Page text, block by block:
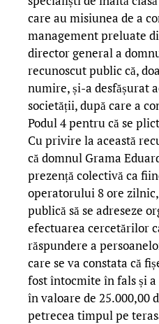
care au misiunea de a
management preluate
director general a
recunoscut public că,
numire, și-a desfășurat
societății, după care a
Podul 4 pentru că se
Cu privire la această
că domnul Grama
prezență colectivă ca
operatorului 8 ore
publică să se adreseze
efectuarea cercetărilor
răspundere a
care se va constata că
fost întocmite în fals și
în valoare de 25.000,00
petrecea timpul pe